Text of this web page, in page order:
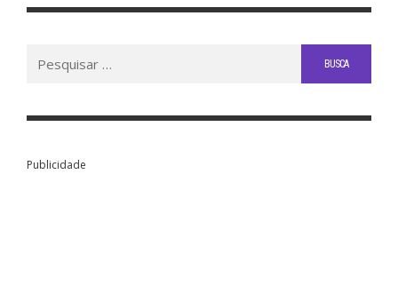
Publicidade